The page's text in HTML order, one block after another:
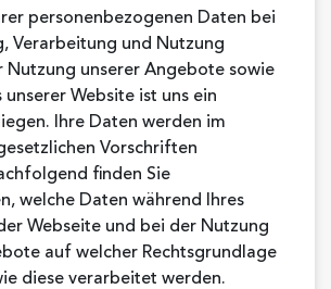
personenbezogenen Daten bei
Verarbeitung und Nutzung
Nutzung unserer Angebote sowie
unserer Website ist uns ein
Ihre Daten werden im
Vorschriften
finden Sie
welche Daten während Ihres
Webseite und bei der Nutzung
auf welcher Rechtsgrundlage
diese verarbeitet werden.